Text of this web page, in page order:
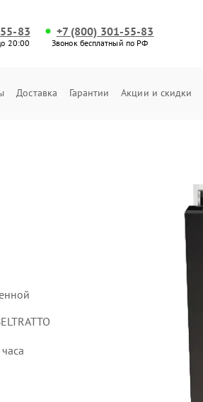
83
20:00
+7 (800) 301-55-83
Звонок бесплатный по РФ
Доставка Гарантии Акции и скидки